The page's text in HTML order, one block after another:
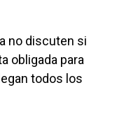
no discuten si
obligada para
todos los